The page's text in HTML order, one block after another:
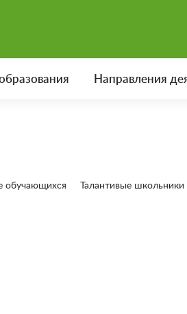
Направления
обучающихся Талантивые школьники